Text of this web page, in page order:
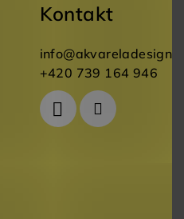
Kontakt
info@akvareladesign.cz
+420 739 164 946